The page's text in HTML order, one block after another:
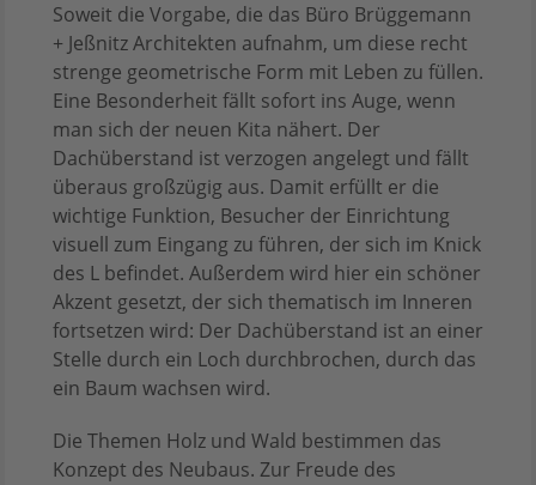
Soweit die Vorgabe, die das Büro Brüggemann
+ Jeßnitz Architekten aufnahm, um diese recht
strenge geometrische Form mit Leben zu füllen.
Eine Besonderheit fällt sofort ins Auge, wenn
man sich der neuen Kita nähert. Der
Dachüberstand ist verzogen angelegt und fällt
überaus großzügig aus. Damit erfüllt er die
wichtige Funktion, Besucher der Einrichtung
visuell zum Eingang zu führen, der sich im Knick
des L befindet. Außerdem wird hier ein schöner
Akzent gesetzt, der sich thematisch im Inneren
fortsetzen wird: Der Dachüberstand ist an einer
Stelle durch ein Loch durchbrochen, durch das
ein Baum wachsen wird.
Die Themen Holz und Wald bestimmen das
Konzept des Neubaus. Zur Freude des